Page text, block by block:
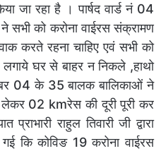
जा रहा है । पार्षद वार्ड नं 04
ने सभी को करोना वाईरस संक्रामण
करते रहना चाहिए एवं सभी को
लगाये घर से बाहर न निकले ,हाथो
04 के 35 बालक बालिकाओं ने
लेकर 02 kmरेस की दूरी पूरी कर
राहुल तिवारी जी द्वारा
कि कोविङ 19 करोना वाईरस